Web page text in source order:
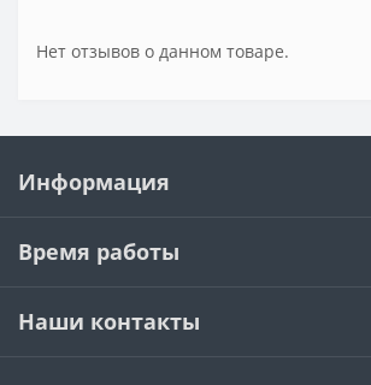
Нет отзывов о данном товаре.
Информация
Время работы
Наши контакты